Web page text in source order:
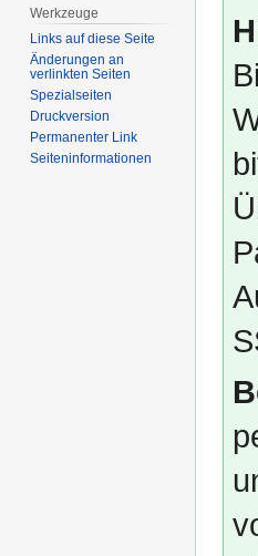
Werkzeuge
Links auf diese Seite
Änderungen an
verlinkten Seiten
Spezialseiten
Druckversion
Permanenter Link
Seiten­­informationen